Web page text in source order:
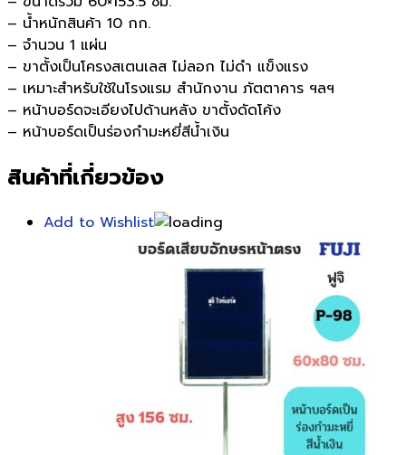
– น้ำหนักสินค้า 10 กก.
– จำนวน 1 แผ่น
– ขาตั้งเป็นโครงสเตนเลส ไม่ลอก ไม่ดำ แข็งแรง
– เหมาะสำหรับใช้ในโรงแรม สำนักงาน ภัตตาคาร ฯลฯ
– หน้าบอร์ดจะเอียงไปด้านหลัง ขาตั้งดัดโค้ง
– หน้าบอร์ดเป็นร่องกำมะหยี่สีน้ำเงิน
สินค้าที่เกี่ยวข้อง
Add to Wishlist